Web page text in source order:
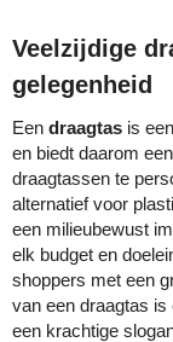
Veelzijdige
gelegenheid
Een draagtasis
en biedt daarom
draagtassen te
alternatief voor
een milieubewust
elk budget en
shoppers met een
van een draagtas is
een krachtige